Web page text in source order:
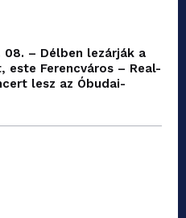
– Délben lezárják a
Ferencváros – Real-
lesz az Óbudai-